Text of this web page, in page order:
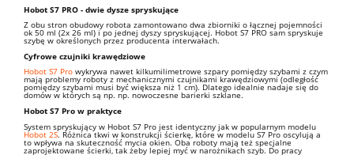
Hobot S7 PRO - dwie dysze spryskujące
Z obu stron obudowy robota zamontowano dwa zbiorniki o łącznej pojemności
ok 50 ml (2x 26 ml) i po jednej dyszy spryskującej. Hobot S7 PRO sam spryskuje
szybę w określonych przez producenta interwałach.
Cyfrowe czujniki krawędziowe
Hobot S7 Prowykrywa nawet kilkumilimetrowe szpary pomiędzy szybami z czym
mają problemy roboty z mechanicznymi czujnikami krawędziowymi (odległość
pomiędzy szybami musi być większa niż 1 cm). Dlatego idealnie nadaje się do
domów w których są np. np. nowoczesne barierki szklane.
Hobot S7 Pro w praktyce
System spryskujący w Hobot S7 Pro jest identyczny jak w popularnym modelu
Hobot 2S. Różnica tkwi w konstrukcji ścierkę, które w modelu S7 Pro oscylują a
to wpływa na skuteczność mycia okien. Oba roboty mają też specjalne
zaprojektowane ścierki, tak żeby lepiej myć w narożnikach szyb. Do pracy